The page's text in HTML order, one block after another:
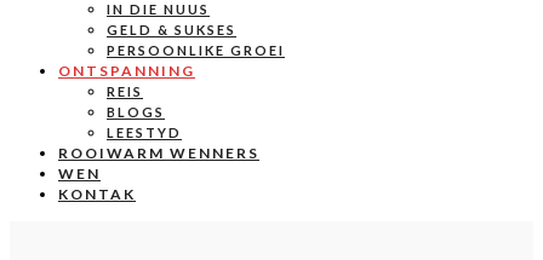
IN DIE NUUS
GELD & SUKSES
PERSOONLIKE GROEI
ONTSPANNING
REIS
BLOGS
LEESTYD
ROOIWARM WENNERS
WEN
KONTAK